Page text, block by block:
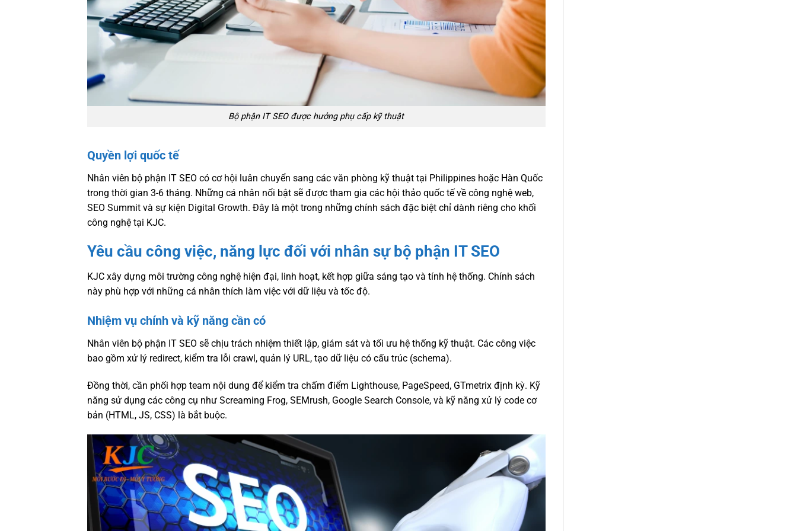
Bộ phận IT SEO được hưởng phụ cấp kỹ thuật
Quyền lợi quốc tế
Nhân viên bộ phận IT SEO có cơ hội luân chuyển sang các văn phòng kỹ thuật tại Philippines hoặc Hàn Quốc
trong thời gian 3-6 tháng. Những cá nhân nổi bật sẽ được tham gia các hội thảo quốc tế về công nghệ web,
SEO Summit và sự kiện Digital Growth. Đây là một trong những chính sách đặc biệt chỉ dành riêng cho khối
công nghệ tại KJC.
Yêu cầu công việc, năng lực đối với nhân sự bộ phận IT SEO
KJC xây dựng môi trường công nghệ hiện đại, linh hoạt, kết hợp giữa sáng tạo và tính hệ thống. Chính sách
này phù hợp với những cá nhân thích làm việc với dữ liệu và tốc độ.
Nhiệm vụ chính và kỹ năng cần có
Nhân viên bộ phận IT SEO sẽ chịu trách nhiệm thiết lập, giám sát và tối ưu hệ thống kỹ thuật. Các công việc
bao gồm xử lý redirect, kiểm tra lỗi crawl, quản lý URL, tạo dữ liệu có cấu trúc (schema).
Đồng thời, cần phối hợp team nội dung để kiểm tra chấm điểm Lighthouse, PageSpeed, GTmetrix định kỳ. Kỹ
năng sử dụng các công cụ như Screaming Frog, SEMrush, Google Search Console, và kỹ năng xử lý code cơ
bản (HTML, JS, CSS) là bắt buộc.